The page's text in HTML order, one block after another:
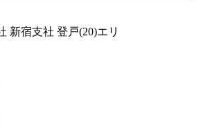
新宿支社 登戸(20)エリ